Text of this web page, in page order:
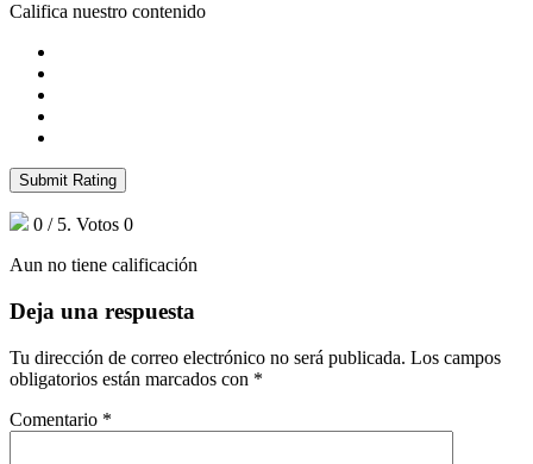
Califica nuestro contenido
Submit Rating
0 / 5. Votos 0
Aun no tiene calificación
Deja una respuesta
Tu dirección de correo electrónico no será publicada. Los campos
obligatorios están marcados con *
Comentario *